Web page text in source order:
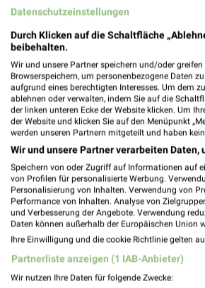
Angebote-Kalender
Aug.
03Mo 04Di 05
HIT -
Datenschutzeinstellungen
Durch Klicken auf die Schaltfläche
beibehalten.
Wir und unsere Partner speichern und/oder
Browserspeichern, um personenbezogene Daten
aufgrund eines berechtigten Interesses. Um dem
ablehnen oder verwalten, indem Sie auf die
der linken unteren Ecke der Website klicken. Um
der Website und klicken Sie auf den Menüpunkt
werden unseren Partnern mitgeteilt und haben
Wir und unsere Partner verarbeiten
Speichern von oder Zugriff auf Informationen auf
von Profilen für personalisierte Werbung.
Personalisierung von Inhalten. Verwendung von
Performance von Inhalten. Analyse von
und Verbesserung der Angebote. Verwendung
Daten können außerhalb der Europäischen Union
Ihre Einwilligung und die cookie Richtlinie gelten
Partnerliste anzeigen (1 IAB-Anbieter)
Wir nutzen Ihre Daten für folgende Zwecke: